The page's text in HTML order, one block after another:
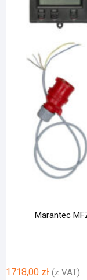
Marantec
1718,00 zł (z VAT)